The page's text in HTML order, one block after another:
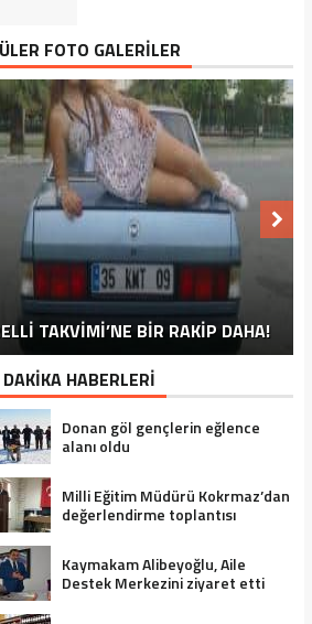
FOTO GALERİLER
TAKVİMİ’NE BİR RAKİP DAHA!
İYİ ‘KURBAN BAYRAMI’ CAPSLERİ!
SÖYLEMEYEN ESNAF GÖRDÜNÜZ
MÜ?
FOTOĞRAFLARLA HIZAN
FOTOĞRAFLARLA BITLIS
FOTOĞRAFLARLA TATVAN
FOTOĞRAFLARLA GÜROYMAK
FOTOĞRAFLARLA AHLAT
FOTOĞRAFLARLA ADILCEVAZ
FOTOĞRAFLARLA MUTKI
HABERLERİ
Donan göl gençlerin eğlence
alanı oldu
Milli Eğitim Müdürü Kokrmaz’dan
değerlendirme toplantısı
Kaymakam Alibeyoğlu, Aile
Destek Merkezini ziyaret etti